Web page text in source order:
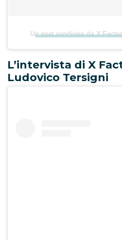
Un post condiviso da X
L’intervista di X
Ludovico Tersigni